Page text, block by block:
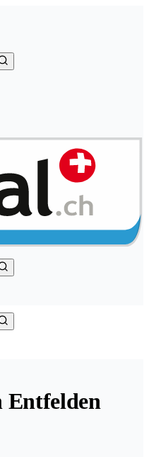
Entfelden